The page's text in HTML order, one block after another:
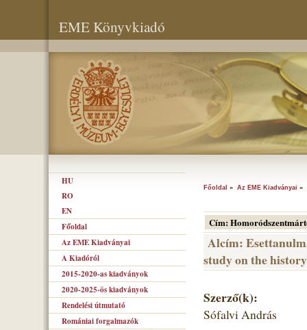
EME Könyvkiadó
HU
RO
EN
Főoldal
Az EME Kiadványai
A Kiadóról
2015-2020-as kiadványok
2020-2025-ös kiadványok
Rendelési útmutató
Romániai forgalmazók
Főoldal » Az EME Kiadványai »
Cím:
Alcím:
study on the
Szerző(k):
Sófalvi András